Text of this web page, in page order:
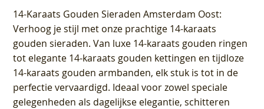
14-Karaats Gouden Sieraden Amsterdam Oost:
Verhoog je stijl met onze prachtige 14-karaats
gouden sieraden. Van luxe 14-karaats gouden ringen
tot elegante 14-karaats gouden kettingen en tijdloze
14-karaats gouden armbanden, elk stuk is tot in de
perfectie vervaardigd. Ideaal voor zowel speciale
gelegenheden als dagelijkse elegantie, schitteren